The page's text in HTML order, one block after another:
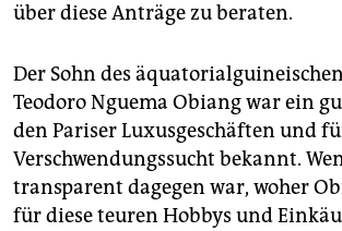
über diese Anträge zu beraten.
Der Sohn des
Teodoro Nguema Obiang war ein
den Pariser Luxusgeschäften und
Verschwendungssucht bekannt.
transparent dagegen war, woher
für diese teuren Hobbys und